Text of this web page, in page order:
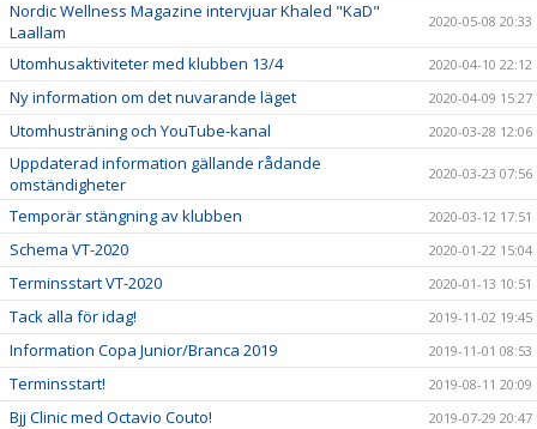
Nordic Wellness Magazine intervjuar Khaled "KaD"
Laallam
2020-05-08 20:33
Utomhusaktiviteter med klubben 13/4 2020-04-10 22:12
Ny information om det nuvarande läget 2020-04-09 15:27
Utomhusträning och YouTube-kanal 2020-03-28 12:06
Uppdaterad information gällande rådande
omständigheter
2020-03-23 07:56
Temporär stängning av klubben 2020-03-12 17:51
Schema VT-2020 2020-01-22 15:04
Terminsstart VT-2020 2020-01-13 10:51
Tack alla för idag! 2019-11-02 19:45
Information Copa Junior/Branca 2019 2019-11-01 08:53
Terminsstart! 2019-08-11 20:09
Bjj Clinic med Octavio Couto! 2019-07-29 20:47